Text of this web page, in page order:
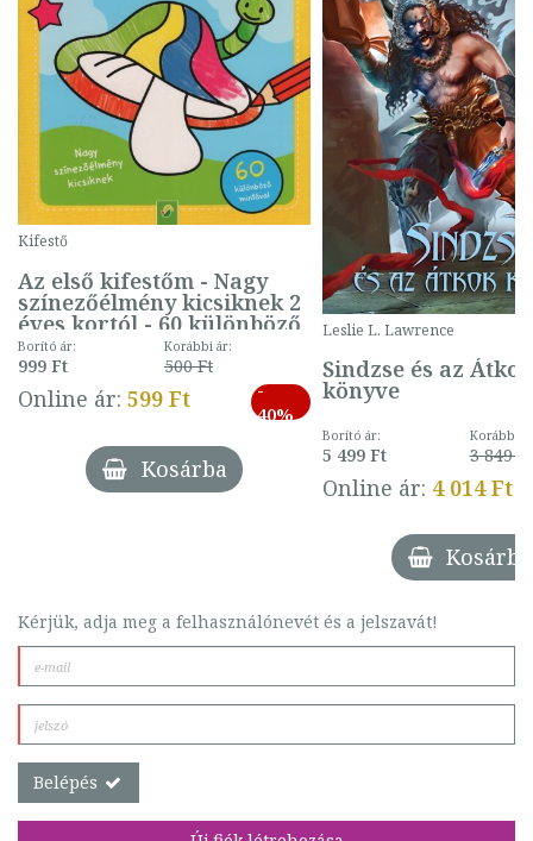
Kifestő
Az első kifestőm - Nagy
színezőélmény kicsiknek 2
éves kortól - 60 különböző
mintával (gombás)
Borító ár:
999 Ft
Korábbi ár:
500 Ft
Online ár: 599 Ft
-
40%
Kosárba
Leslie L. Lawrence
Sindzse és az Átkok
könyve
Borító ár:
5 499 Ft
Korábbi
3 849 Ft
Online ár: 4 014 Ft
Kosárba
Kérjük, adja meg a felhasználónevét és a jelszavát!
Belépés